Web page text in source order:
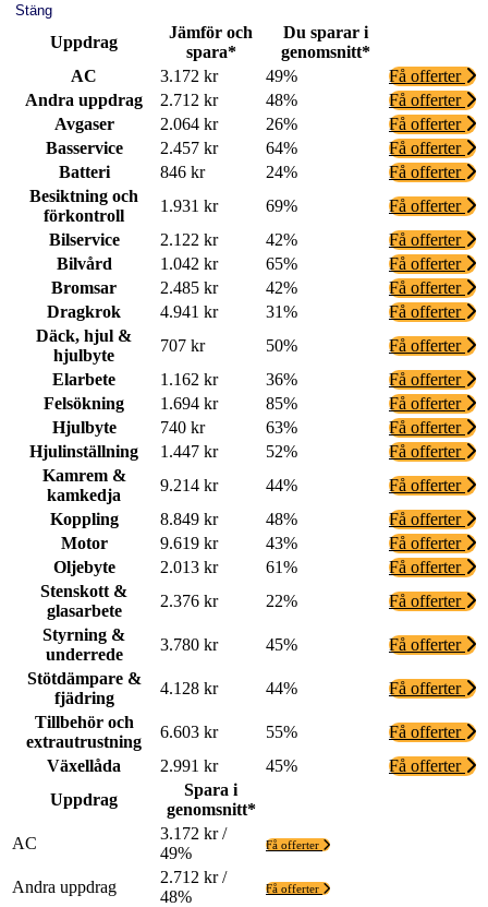
Stäng
Uppdrag
Jämför och
spara*
Du sparar i
genomsnitt*
AC
3.172 kr 49%
Få offerter
Andra uppdrag
2.712 kr 48%
Få offerter
Avgaser
2.064 kr 26%
Få offerter
Basservice
2.457 kr 64%
Få offerter
Batteri
846 kr 24%
Få offerter
Besiktning och
förkontroll
1.931 kr 69%
Få offerter
Bilservice
2.122 kr 42%
Få offerter
Bilvård
1.042 kr 65%
Få offerter
Bromsar
2.485 kr 42%
Få offerter
Dragkrok
4.941 kr 31%
Få offerter
Däck, hjul &
hjulbyte
707 kr 50%
Få offerter
Elarbete
1.162 kr 36%
Få offerter
Felsökning
1.694 kr 85%
Få offerter
Hjulbyte
740 kr 63%
Få offerter
Hjulinställning
1.447 kr 52%
Få offerter
Kamrem &
kamkedja
9.214 kr 44%
Få offerter
Koppling
8.849 kr 48%
Få offerter
Motor
9.619 kr 43%
Få offerter
Oljebyte
2.013 kr 61%
Få offerter
Stenskott &
glasarbete
2.376 kr 22%
Få offerter
Styrning &
underrede
3.780 kr 45%
Få offerter
Stötdämpare &
fjädring
4.128 kr 44%
Få offerter
Tillbehör och
extrautrustning
6.603 kr 55%
Få offerter
Växellåda
2.991 kr 45%
Få offerter
Uppdrag
Spara i
genomsnitt*
AC
3.172 kr /
49%
Få offerter
Andra uppdrag
2.712 kr /
48%
Få offerter